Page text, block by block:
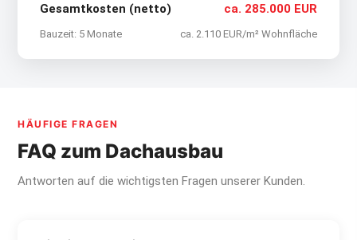
Gesamtkosten (netto) ca. 285.000 EUR
Bauzeit: 5 Monate ca. 2.110 EUR/m² Wohnfläche
HÄUFIGE FRAGEN
FAQ zum Dachausbau
Antworten auf die wichtigsten Fragen unserer Kunden.